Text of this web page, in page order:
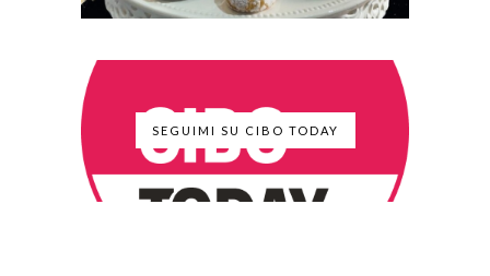
SEGUIMI SU CIBO TODAY